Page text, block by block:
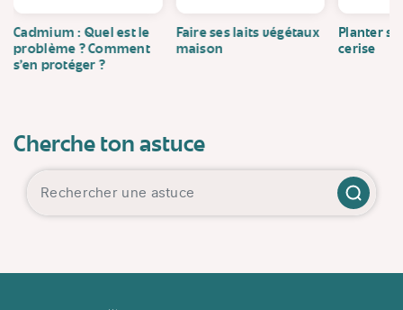
Cadmium : Quel est le
problème ? Comment
s’en protéger ?
Faire ses laits végétaux
maison
Planter
cerise
Cherche ton astuce